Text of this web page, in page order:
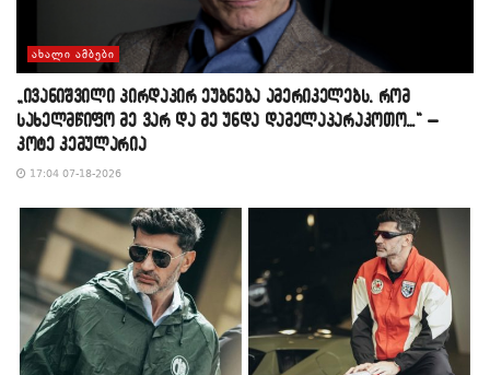
ᲐᲮᲐᲚᲘ ᲐᲛᲑᲔᲑᲘ
„ივანიშვილი პირდაპირ ეუბნება ამერიკელებს, რომ
სახელმწიფო მე ვარ და მე უნდა დამელაპარაკოთო…“ –
კოტე კემულარია
17:04 07-18-2026